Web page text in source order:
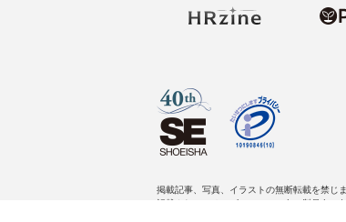
掲載記事、写真、イラストの無断転載を禁じま
記載されているロゴ、システム名、製品名は